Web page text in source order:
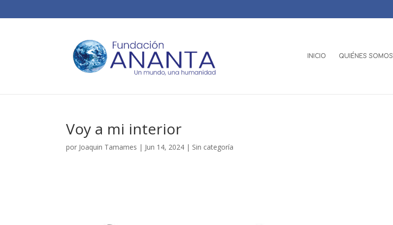
INICIO QUIÉNES SOMOS
Voy a mi interior
por Joaquin Tamames | Jun 14, 2024 | Sin categoría